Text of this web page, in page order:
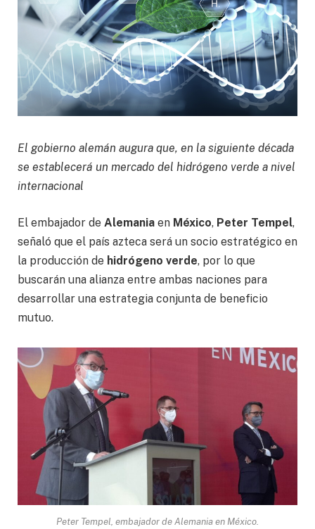
El gobierno alemán augura que, en la siguiente década
se establecerá un mercado del hidrógeno verde a nivel
internacional
El embajador de Alemania en México, Peter Tempel,
señaló que el país azteca será un socio estratégico en
la producción de hidrógeno verde, por lo que
buscarán una alianza entre ambas naciones para
desarrollar una estrategia conjunta de beneficio
mutuo.
Peter Tempel, embajador de Alemania en México.